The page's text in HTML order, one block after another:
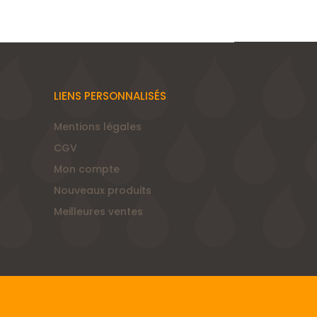
LIENS PERSONNALISÉS
Mentions légales
CGV
Mon compte
Nouveaux produits
Meilleures ventes